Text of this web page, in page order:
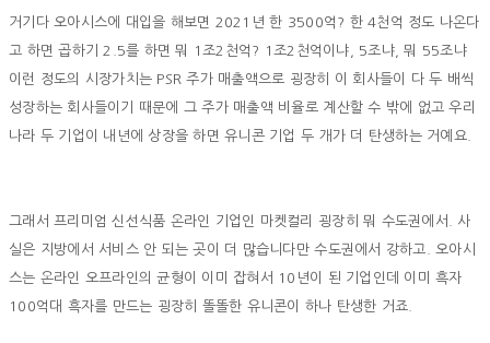
거기다 오아시스에 대입을 해보면 2021년 한 3500억? 한 4천억 정도 나온다
고 하면 곱하기 2.5를 하면 뭐 1조2천억? 1조2천억이냐, 5조냐, 뭐 55조냐
이런 정도의 시장가치는 PSR 주가 매출액으로 굉장히 이 회사들이 다 두 배씩
성장하는 회사들이기 때문에 그 주가 매출액 비율로 계산할 수 밖에 없고 우리
나라 두 기업이 내년에 상장을 하면 유니콘 기업 두 개가 더 탄생하는 거예요.
그래서 프리미엄 신선식품 온라인 기업인 마켓컬리 굉장히 뭐 수도권에서. 사
실은 지방에서 서비스 안 되는 곳이 더 많습니다만 수도권에서 강하고. 오아시
스는 온라인 오프라인의 균형이 이미 잡혀서 10년이 된 기업인데 이미 흑자
100억대 흑자를 만드는 굉장히 똘똘한 유니콘이 하나 탄생한 거죠.